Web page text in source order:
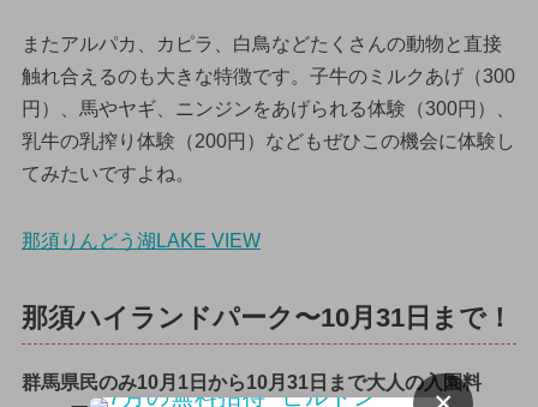
またアルパカ、カピラ、白鳥などたくさんの動物と直接
触れ合えるのも大きな特徴です。子牛のミルクあげ（300
円）、馬やヤギ、ニンジンをあげられる体験（300円）、
乳牛の乳搾り体験（200円）などもぜひこの機会に体験し
てみたいですよね。
那須りんどう湖LAKE VIEW
那須ハイランドパーク〜10月31日まで！
群馬県民のみ10月1日から10月31日まで大人の入園料